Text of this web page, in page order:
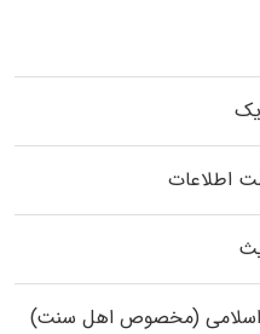
اطلاعات
اسلامی (مخصوص اهل سنت)